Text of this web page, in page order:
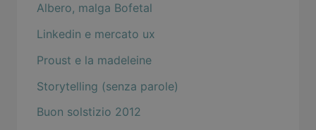
Albero, malga Bofetal
Linkedin e mercato ux
Proust e la madeleine
Storytelling (senza parole)
Buon solstizio 2012